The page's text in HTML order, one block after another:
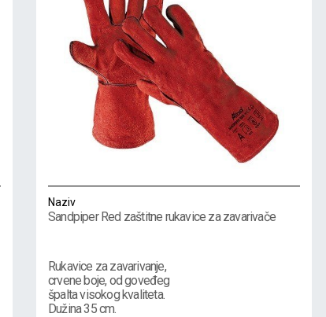
Naziv
Sandpiper Red zaštitne rukavice za zavarivače
Rukavice za zavarivanje,
crvene boje, od goveđeg
špalta visokog kvaliteta.
Dužina 35 cm.